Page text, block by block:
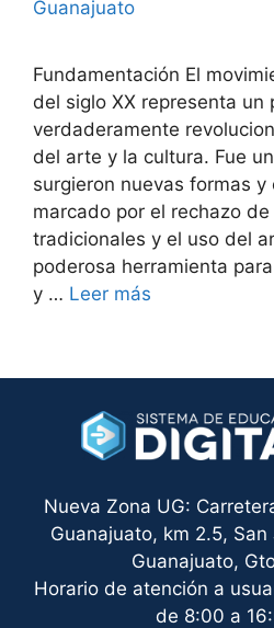
Guanajuato
Fundamentación El
del siglo XX representa un
verdaderamente
del arte y la cultura. Fue
surgieron nuevas formas
marcado por el rechazo
tradicionales y el uso del
poderosa herramienta
y … Leer más
Nueva Zona UG:
Guanajuato, km 2.5,
Guanajuato,
Horario de atención a
de 8:00 a